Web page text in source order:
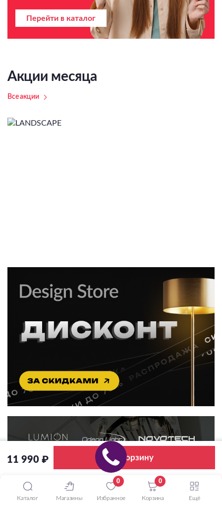
11 990 ₽ В корзину
Перейти в каталог
Акции месяца
Все акции
Каталог Магазины
0
Избранное
0
Корзина Ещё